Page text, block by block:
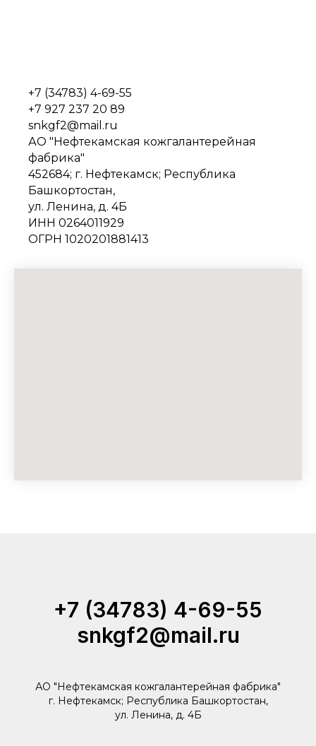
+7 (34783) 4-69-55
+7 927 237 20 89
snkgf2@mail.ru
АО "Нефтекамская кожгалантерейная
фабрика"
452684; г. Нефтекамск; Республика
Башкортостан,
ул. Ленина, д. 4Б
ИНН 0264011929
ОГРН 1020201881413
+7 (34783) 4-69-55
snkgf2@mail.ru
АО "Нефтекамская кожгалантерейная фабрика"
г. Нефтекамск; Республика Башкортостан,
ул. Ленина, д. 4Б